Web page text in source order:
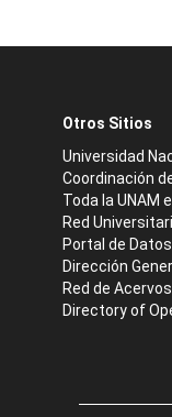
Otros Sitios
Universidad
Coordinación
Toda la UNAM
Red
Portal de
Dirección
Red de
Directory of